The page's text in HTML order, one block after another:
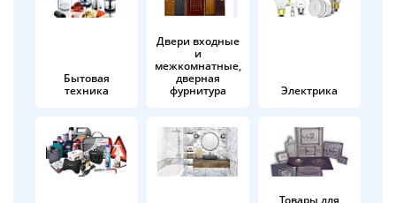
Бытовая
техника
Двери входные
и
межкомнатные,
дверная
фурнитура
Электрика
раз в 2
недели
Остались вопросы?
8 800 302-02-51
plait.ru